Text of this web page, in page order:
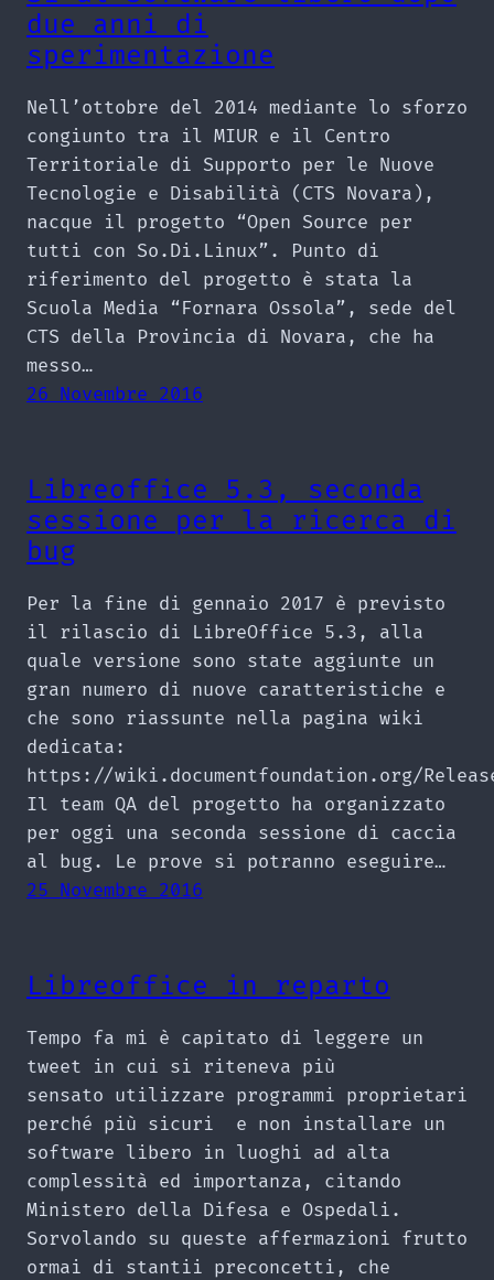
due anni di
sperimentazione
Nell’ottobre del 2014 mediante lo sforzo
congiunto tra il MIUR e il Centro
Territoriale di Supporto per le Nuove
Tecnologie e Disabilità (CTS Novara),
nacque il progetto “Open Source per
tutti con So.Di.Linux”. Punto di
riferimento del progetto è stata la
Scuola Media “Fornara Ossola”, sede del
CTS della Provincia di Novara, che ha
messo…
26 Novembre 2016
Libreoffice 5.3, seconda
sessione per la ricerca di
bug
Per la fine di gennaio 2017 è previsto
il rilascio di LibreOffice 5.3, alla
quale versione sono state aggiunte un
gran numero di nuove caratteristiche e
che sono riassunte nella pagina wiki
dedicata:
https://wiki.documentfoundation.org/
Il team QA del progetto ha organizzato
per oggi una seconda sessione di caccia
al bug. Le prove si potranno eseguire…
25 Novembre 2016
Libreoffice in reparto
Tempo fa mi è capitato di leggere un
tweet in cui si riteneva più
sensato utilizzare programmi proprietari
perché più sicuri e non installare un
software libero in luoghi ad alta
complessità ed importanza, citando
Ministero della Difesa e Ospedali.
Sorvolando su queste affermazioni frutto
ormai di stantii preconcetti, che